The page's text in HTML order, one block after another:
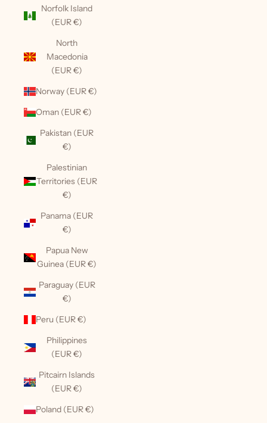
Norfolk Island
(EUR €)
North
Macedonia
(EUR €)
Norway (EUR €)
Oman (EUR €)
Pakistan (EUR
€)
Palestinian
Territories (EUR
€)
Panama (EUR
€)
Papua New
Guinea (EUR €)
Paraguay (EUR
€)
Peru (EUR €)
Philippines
(EUR €)
Pitcairn Islands
(EUR €)
Poland (EUR €)